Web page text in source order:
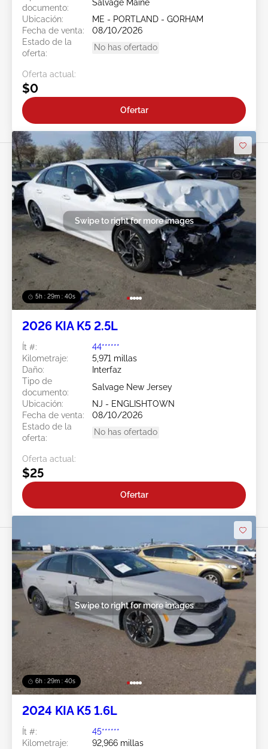
documento:
Salvage Maine
Ubicación:
ME - PORTLAND - GORHAM
Fecha de venta:
08/10/2026
Estado de la
oferta:
No has ofertado
Oferta actual:
$0
Ofertar
5h : 29m : 37s
Swipe to right for more images
2026 KIA K5 2.5L
Ít #:
44******
Kilometraje:
5,971 millas
Daño:
Interfaz
Tipo de
documento:
Salvage New Jersey
Ubicación:
NJ - ENGLISHTOWN
Fecha de venta:
08/10/2026
Estado de la
oferta:
No has ofertado
Oferta actual:
$25
Ofertar
6h : 29m : 37s
Swipe to right for more images
2024 KIA K5 1.6L
Ít #:
45******
Kilometraje:
92,966 millas